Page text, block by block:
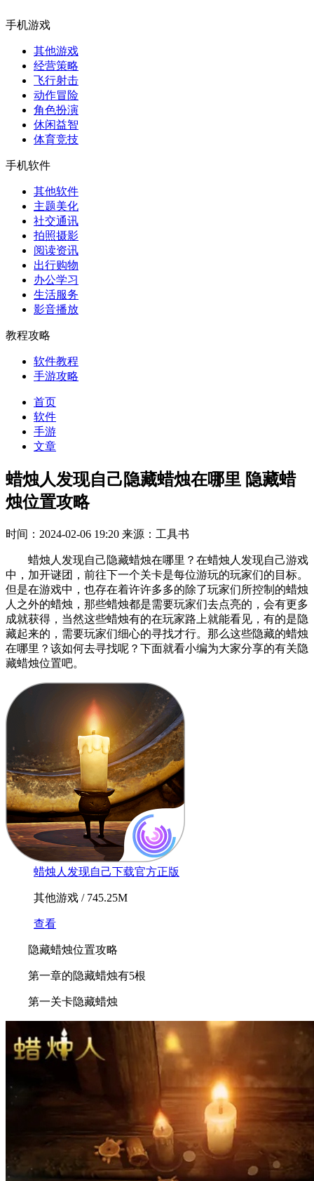
手机游戏
其他游戏
经营策略
飞行射击
动作冒险
角色扮演
休闲益智
体育竞技
手机软件
其他软件
主题美化
社交通讯
拍照摄影
阅读资讯
出行购物
办公学习
生活服务
影音播放
教程攻略
软件教程
手游攻略
首页
软件
手游
文章
蜡烛人发现自己隐藏蜡烛在哪里 隐藏蜡
烛位置攻略
时间：2024-02-06 19:20 来源：工具书
蜡烛人发现自己隐藏蜡烛在哪里？在蜡烛人发现自己游戏
中，加开谜团，前往下一个关卡是每位游玩的玩家们的目标。
但是在游戏中，也存在着许许多多的除了玩家们所控制的蜡烛
人之外的蜡烛，那些蜡烛都是需要玩家们去点亮的，会有更多
成就获得，当然这些蜡烛有的在玩家路上就能看见，有的是隐
藏起来的，需要玩家们细心的寻找才行。那么这些隐藏的蜡烛
在哪里？该如何去寻找呢？下面就看小编为大家分享的有关隐
藏蜡烛位置吧。
蜡烛人发现自己下载官方正版
其他游戏 / 745.25M
查看
隐藏蜡烛位置攻略
第一章的隐藏蜡烛有5根
第一关卡隐藏蜡烛